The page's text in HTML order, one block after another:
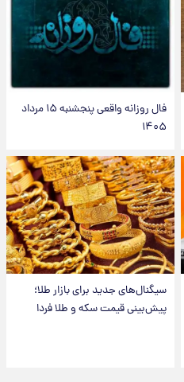
فال روزانه واقعی پنجشنبه ۱۵ مرداد
۱۴۰۵
سیگنال‌های جدید برای بازار طلا؛
پیش‌بینی قیمت سکه و طلا فردا